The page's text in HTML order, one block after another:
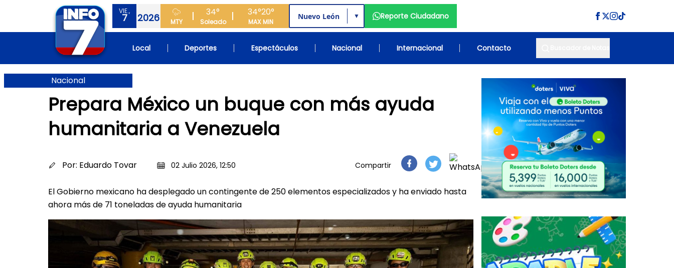
VIE.,
7 2026 MTY
34°
Soleado
34°
MAX
20°
MIN
▼ Reporte Ciudadano
Local Deportes Espectáculos Nacional Internacional Contacto
Nacional
Prepara México un buque con más ayuda
humanitaria a Venezuela
Por: Eduardo Tovar 02 Julio 2026, 12:50 Compartir
El Gobierno mexicano ha desplegado un contingente de 250 elementos especializados y ha enviado hasta
ahora más de 71 toneladas de ayuda humanitaria